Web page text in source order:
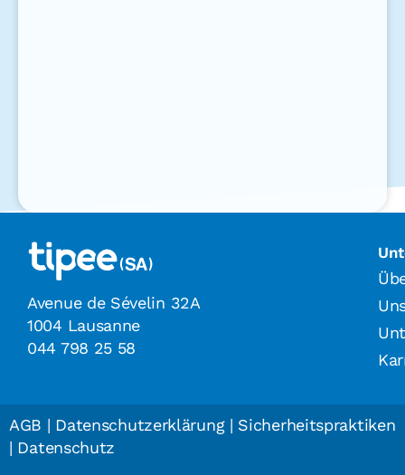
Avenue de Sévelin 32A
1004 Lausanne
044 798 25 58
AGB | Datenschutzerklärung| Sicherheitspraktiken
| Datenschutz